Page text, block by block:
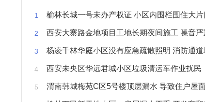
榆林长城一号未办产权证 小区内围栏围住大片闲置
西安大寨路金地项目工地长期夜间施工 噪音严重
杨凌千林华庭小区没有应急疏散照明 消防通
西安未央区华远君城小区垃圾清运车作业扰民
渭南韩城梅苑C区5号楼顶层漏水 导致住户屋面被